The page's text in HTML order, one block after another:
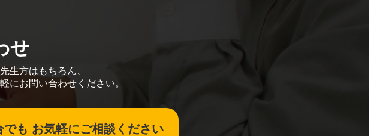
せ
生方はもちろん、
にお問い合わせください。
も お気軽にご相談ください